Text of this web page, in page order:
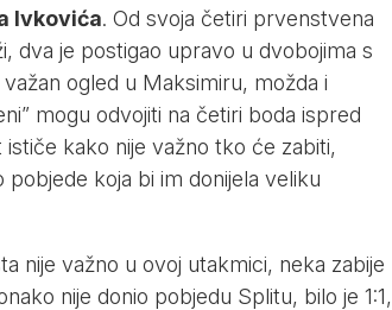
Ivkovića. Od svoja četiri prvenstvena
dva je postigao upravo u dvobojima s
ogled u Maksimiru, možda i
mogu odvojiti na četiri boda ispred
kako nije važno tko će zabiti,
koja bi im donijela veliku
nije važno u ovoj utakmici, neka zabije
nije donio pobjedu Splitu, bilo je 1:1,